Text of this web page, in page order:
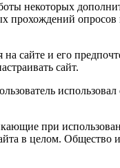
некоторых
прохождений
сайте и его
сайт.
использовал
при
в целом.